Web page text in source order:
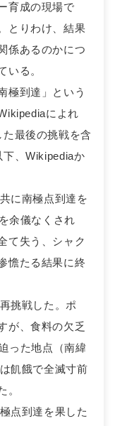
育成の現場で
とりわけ、結果
係あるのかにつ
いる。
極到達」という
によれ
最後の挑戦を含
、Wikipediaか
に南極点到達を
余儀なくされ
て失う、シャク
憺たる結果に終
挑戦した。ポ
が、食料の欠乏
った地点（南緯
飢餓で全滅寸前
。
点到達を果した